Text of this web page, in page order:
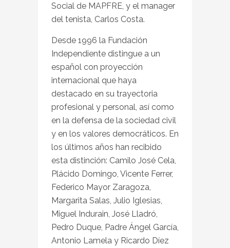
Social de MAPFRE, y el manager
del tenista, Carlos Costa.
Desde 1996 la Fundación
Independiente distingue a un
español con proyección
internacional que haya
destacado en su trayectoria
profesional y personal, así como
en la defensa de la sociedad civil
y en los valores democráticos. En
los últimos años han recibido
esta distinción: Camilo José Cela,
Plácido Domingo, Vicente Ferrer,
Federico Mayor Zaragoza,
Margarita Salas, Julio Iglesias,
Miguel Indurain, José Lladró,
Pedro Duque, Padre Ángel García,
Antonio Lamela y Ricardo Díez